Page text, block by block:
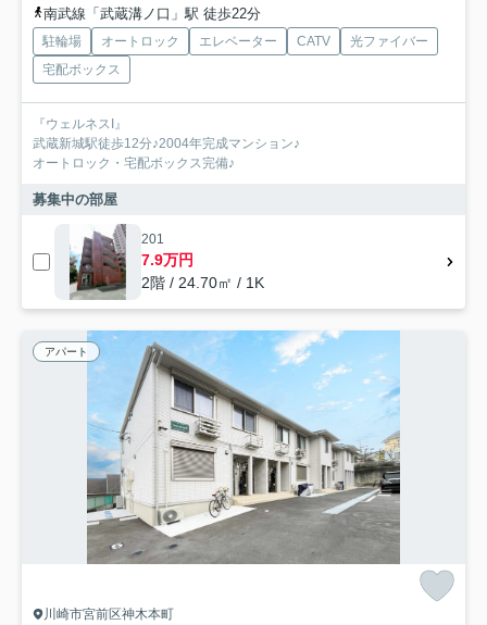
南武線「武蔵溝ノ口」駅 徒歩22分
駐輪場 オートロック エレベーター CATV
光ファイバー
宅配ボックス
『ウェルネスI』
武蔵新城駅徒歩12分♪2004年完成マンション♪
オートロック・宅配ボックス完備♪
募集中の部屋
201
7.9万円
2階 / 24.70㎡ / 1K
アパート
川崎市宮前区神木本町